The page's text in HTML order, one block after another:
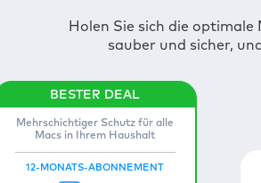
Holen Sie sich die
sauber und sicher,
Mehrschichtiger Schutz für alle
Macs in Ihrem Haushalt
12-MONATS-ABONNEMENT